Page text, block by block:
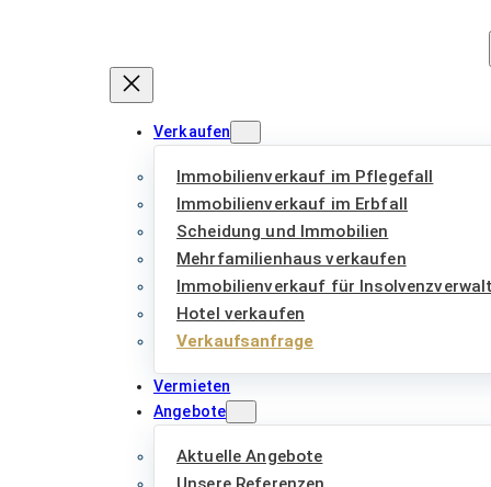
Verkaufen
Immobilienverkauf im Pflegefall
Immobilienverkauf im Erbfall
Scheidung und Immobilien
Mehrfamilienhaus verkaufen
Immobilienverkauf für
Hotel verkaufen
Verkaufsanfrage
Vermieten
Angebote
Aktuelle Angebote